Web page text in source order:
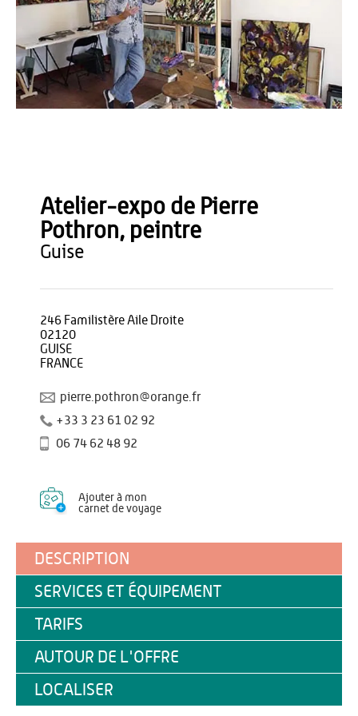
OT du Pays de Thiérache
Atelier-expo de Pierre
Pothron, peintre
guise
246 Familistère Aile Droite
02120
GUISE
FRANCE
pierre.pothron@orange.fr
+33 3 23 61 02 92
06 74 62 48 92
Ajouter à mon
carnet de voyage
DESCRIPTION
SERVICES ET ÉQUIPEMENT
TARIFS
AUTOUR DE L'OFFRE
LOCALISER